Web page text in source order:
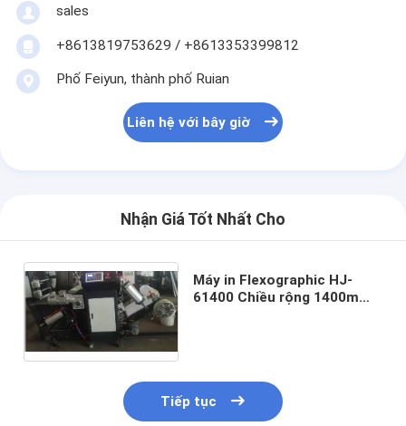
sales
+8613819753629 / +8613353399812
Phố Feiyun, thành phố Ruian
Liên hệ với bây giờ
Nhận Giá Tốt Nhất Cho
Máy in Flexographic HJ-
61400 Chiều rộng 1400mm
Tiếp tục